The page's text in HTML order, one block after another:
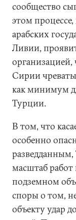
сообщество
этом
арабских
Ливии,
Сирии
как минимум
Турции.
В том, что
особенно
разведданным,
масштаб
подземном
споры о том,
объекту удар